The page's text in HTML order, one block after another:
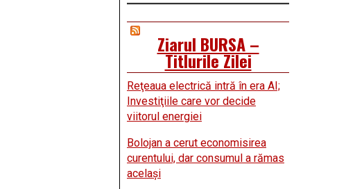
Ziarul BURSA –
Titlurile Zilei
Reţeaua electrică intră în era AI;
Investiţiile care vor decide
viitorul energiei
Bolojan a cerut economisirea
curentului, dar consumul a rămas
acelaşi